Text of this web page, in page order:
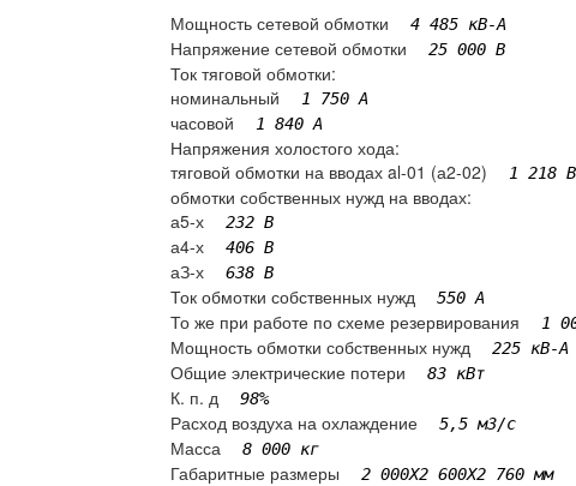
Мощность сетевой обмотки
4 485 кВ-А
Напряжение сетевой обмотки 25 000 В
Ток тяговой обмотки:
номинальный
1 750 А
часовой 1 840 А
Напряжения холостого хода:
тяговой обмотки на вводах al-01 (а2-02)
1 218 В
обмотки собственных нужд на вводах:
а5-х
232 В
а4-х 406 В
аЗ-х 638 В
Ток обмотки собственных нужд 550 А
То же при работе по схеме резервирования 1
Мощность обмотки собственных нужд 225 кВ-А
Общие электрические потери 83 кВт
К. п. д 98%
Расход воздуха на охлаждение 5,5 м3/с
Масса 8 000 кг
Габаритные размеры 2 000X2 600X2 760 мм